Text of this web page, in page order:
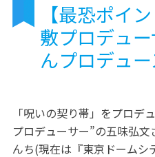
【最恐ポイ
敷プロデュ
んプロデュ
「呪いの契り帯」をプロデ
プロデューサー”の五味弘
んち(現在は『東京ドームシ